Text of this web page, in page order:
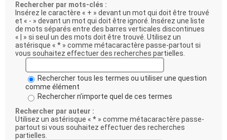
Rechercher par mots-clés :
Insérez le caractère « + » devant un mot qui doit être trouvé
et « - » devant un mot qui doit être ignoré. Insérez une liste
de mots séparés entre des barres verticales discontinues
« | » si seul un des mots doit être trouvé. Utilisez un
astérisque « * » comme métacaractère passe-partout si
vous souhaitez effectuer des recherches partielles.
Rechercher tous les termes ou utiliser une question
comme élément
Rechercher n’importe quel de ces termes
Rechercher par auteur :
Utilisez un astérisque « * » comme métacaractère passe-
partout si vous souhaitez effectuer des recherches
partielles.